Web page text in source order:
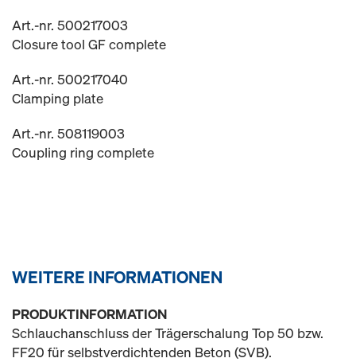
Art.-nr. 500217003
Closure tool GF complete
Art.-nr. 500217040
Clamping plate
Art.-nr. 508119003
Coupling ring complete
WEITERE INFORMATIONEN
PRODUKTINFORMATION
Schlauchanschluss der Trägerschalung Top 50 bzw.
FF20 für selbstverdichtenden Beton (SVB).